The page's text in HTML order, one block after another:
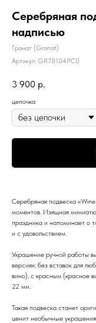
Серебряная
надписью
Гранат (Granat)
Артикул: GR78104PC0
3 900 р.
цепочка
Серебряная подвеска
моментов. Изящная
праздника и напоминает о
и с удовольствием.
Украшение ручной работы
версиях: без вставок для
вино), с красным (красное
22 мм.
Такая подвеска станет
ценит необычные